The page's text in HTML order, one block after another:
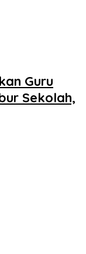
Guru
Sekolah,